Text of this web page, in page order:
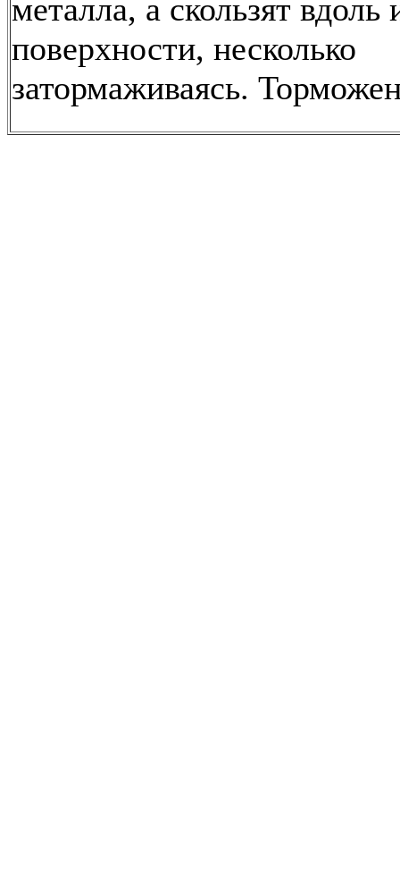
металла, а скользят вдоль
поверхности, несколько
затормаживаясь.